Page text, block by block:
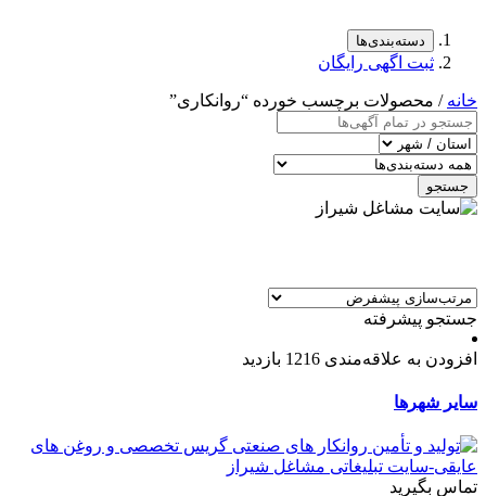
دسته‌بندی‌ها
ثبت اگهی رایگان
خانه / محصولات برچسب خورده “روانکاری”
جستجو
جستجو پیشرفته
افزودن به علاقه‌مندی 1216 بازدید
سایر شهرها
تماس بگیرید